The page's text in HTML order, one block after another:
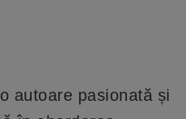
autoare pasionată și